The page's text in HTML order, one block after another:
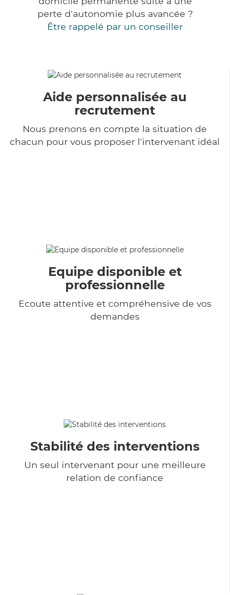
perte d'autonomie plus avancée ?
Être rappelé par un conseiller
Aide personnalisée au
recrutement
Nous prenons en compte la situation de
chacun pour vous proposer l'intervenant idéal
Equipe disponible et
professionnelle
Ecoute attentive et compréhensive de vos
demandes
Stabilité des interventions
Un seul intervenant pour une meilleure
relation de confiance